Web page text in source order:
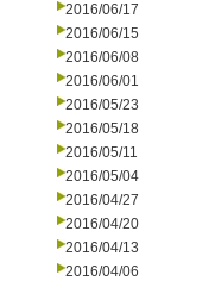
2016/06/17
2016/06/15
2016/06/08
2016/06/01
2016/05/23
2016/05/18
2016/05/11
2016/05/04
2016/04/27
2016/04/20
2016/04/13
2016/04/06